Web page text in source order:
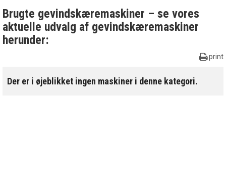
Brugte gevindskæremaskiner – se vores
aktuelle udvalg af gevindskæremaskiner
herunder:
print
Der er i øjeblikket ingen maskiner i denne kategori.